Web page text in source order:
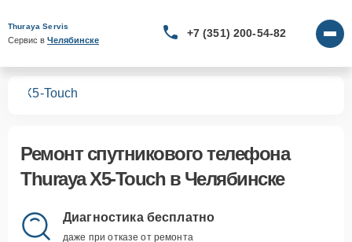
Thuraya Servis
Сервис в Челябинске
+7 (351) 200-54-82
X5-Touch
Ремонт спутникового телефона
Thuraya X5-Touchв Челябинске
Диагностика бесплатно
даже при отказе от ремонта